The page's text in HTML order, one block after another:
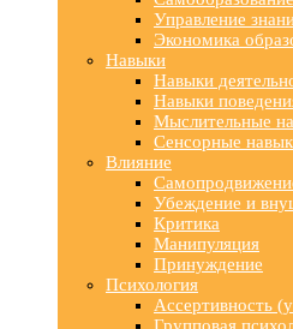
Управление
Экономика
Навыки
Навыки
Навыки
Мыслительные
Сенсорные
Влияние
Убеждение и
Критика
Манипуляция
Принуждение
Психология
Ассертивность